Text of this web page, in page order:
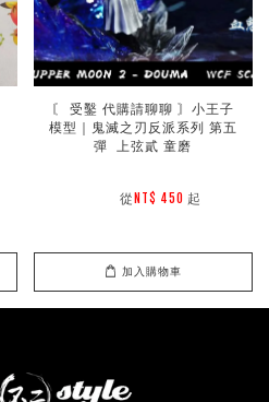
〘 受鑿 代購請聊聊 〙小王子
模型｜鬼滅之刃反派系列 第五
彈  上弦貳 童磨
        從
NT$ 450 起
加入購物車